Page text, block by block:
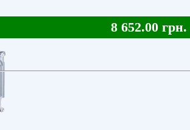
8 652.00 грн.